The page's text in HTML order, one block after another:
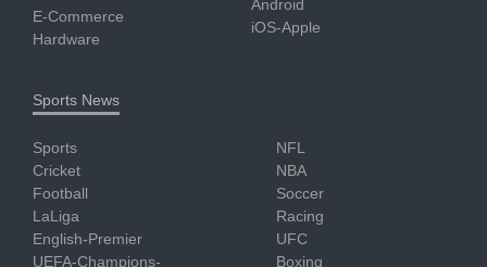
E-Commerce
Hardware
Android
iOS-Apple
Sports News
Sports
Cricket
Football
LaLiga
English-Premier
UEFA-Champions-
NFL
NBA
Soccer
Racing
UFC
Boxing